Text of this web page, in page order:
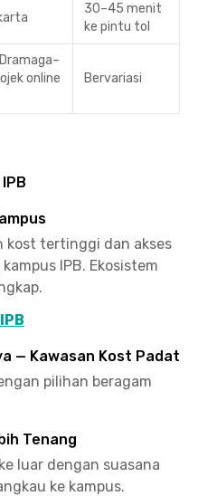
30–45 menit
ke pintu tol
online
Bervariasi
kost tertinggi dan akses
IPB. Ekosistem
— Kawasan Kost Padat
pilihan beragam
Tenang
luar dengan suasana
ke kampus.